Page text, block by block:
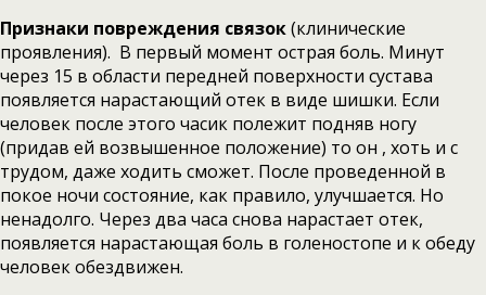
Признаки повреждения связок(клинические
проявления). В первый момент острая боль. Минут
через 15 в области передней поверхности сустава
появляется нарастающий отек в виде шишки. Если
человек после этого часик полежит подняв ногу
(придав ей возвышенное положение) то он , хоть и с
трудом, даже ходить сможет. После проведенной в
покое ночи состояние, как правило, улучшается. Но
ненадолго. Через два часа снова нарастает отек,
появляется нарастающая боль в голеностопе и к обеду
человек обездвижен.